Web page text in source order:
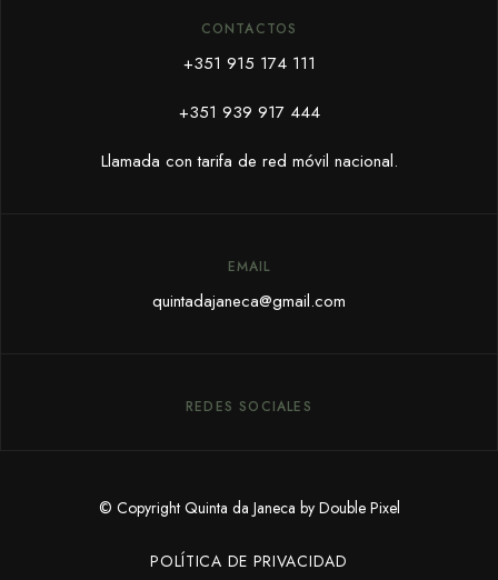
CONTACTOS
+351 915 174 111
+351 939 917 444
Llamada con tarifa de red móvil nacional.
EMAIL
quintadajaneca@gmail.com
REDES SOCIALES
© Copyright Quinta da Janeca by Double Pixel
POLÍTICA DE PRIVACIDAD